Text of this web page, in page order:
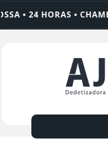
• 24 HORAS • CHAME